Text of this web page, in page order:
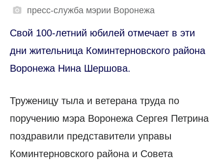
пресс-служба мэрии Воронежа
Свой 100-летний юбилей отмечает в эти
дни жительница Коминтерновского района
Воронежа Нина Шершова.
Труженицу тыла и ветерана труда по
поручению мэра Воронежа Сергея Петрина
поздравили представители управы
Коминтерновского района и Совета